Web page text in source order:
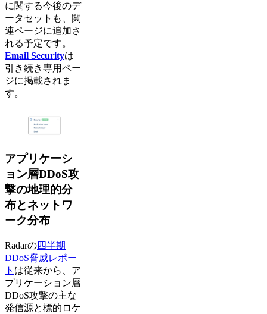
に関する今後のデ
ータセットも、関
連ページに追加さ
れる予定です。
Email Securityは
引き続き専用ペー
ジに掲載されま
す。
アプリケーシ
ョン層DDoS攻
撃の地理的分
布とネットワ
ーク分布
Radarの四半期
DDoS脅威レポー
ト は従来から、ア
プリケーション層
DDoS攻撃の主な
発信源と標的ロケ